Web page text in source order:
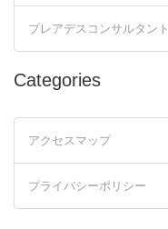
プレアデスコンサルタント
Categories
アクセスマップ
プライバシーポリシー